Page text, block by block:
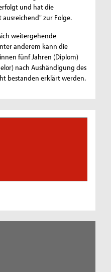
und hat die
zur Folge.
weitergehende
anderem kann die
fünf Jahren (Diplom)
nach Aushändigung des
bestanden erklärt werden.